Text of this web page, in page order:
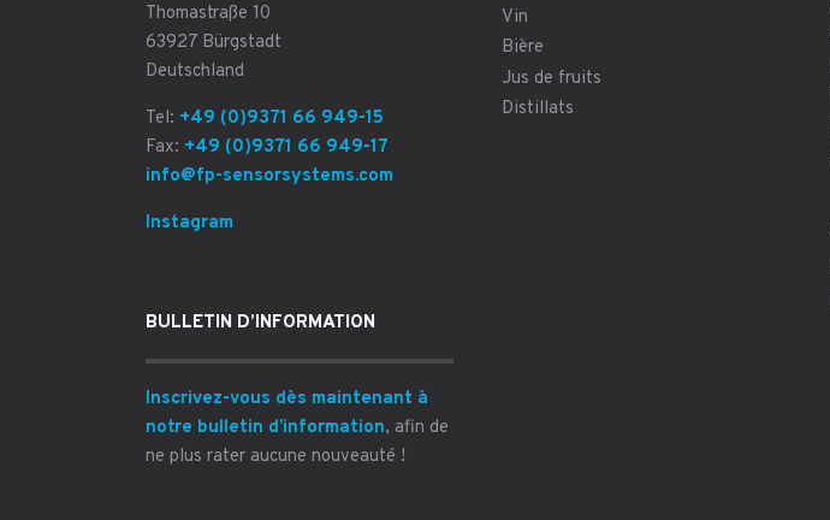
Thomastraße 10
63927 Bürgstadt
Deutschland
Tel: +49 (0)9371 66 949-15
Fax: +49 (0)9371 66 949-17
info@fp-sensorsystems.com
Instagram
BULLETIN D’INFORMATION
Inscrivez-vous dès maintenant à
notre bulletin d’information, afin de
ne plus rater aucune nouveauté !
Vin
Bière
Jus de fruits
Distillats